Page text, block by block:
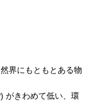
界にもともとある物
がきわめて低い、環